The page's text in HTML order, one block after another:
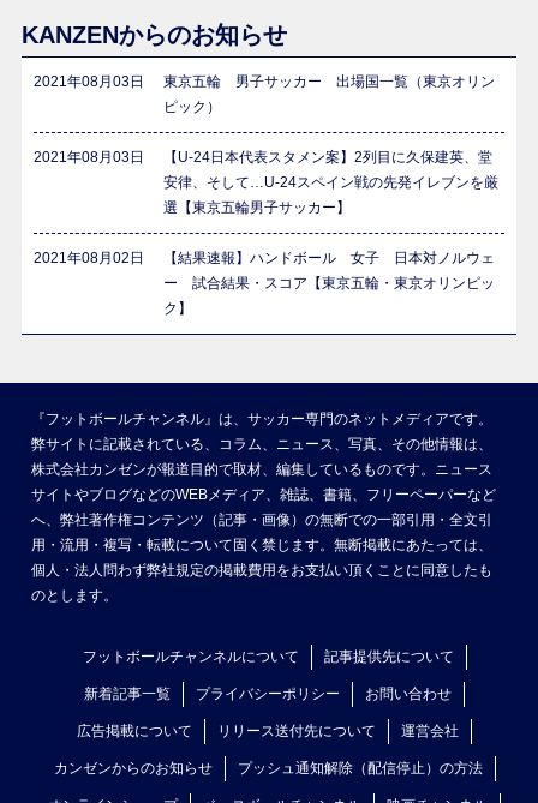
KANZENからのお知らせ
2021年08月03日
東京五輪 男子サッカー 出場国一覧（東京オリン
ピック）
2021年08月03日
【U-24日本代表スタメン案】2列目に久保建英、堂
安律、そして…U-24スペイン戦の先発イレブンを厳
選【東京五輪男子サッカー】
2021年08月02日
【結果速報】ハンドボール 女子 日本対ノルウェ
ー 試合結果・スコア【東京五輪・東京オリンピッ
ク】
『フットボールチャンネル』は、サッカー専門のネットメディアです。
弊サイトに記載されている、コラム、ニュース、写真、その他情報は、
株式会社カンゼンが報道目的で取材、編集しているものです。ニュース
サイトやブログなどのWEBメディア、雑誌、書籍、フリーペーパーなど
へ、弊社著作権コンテンツ（記事・画像）の無断での一部引用・全文引
用・流用・複写・転載について固く禁じます。無断掲載にあたっては、
個人・法人問わず弊社規定の掲載費用をお支払い頂くことに同意したも
のとします。
フットボールチャンネルについて 記事提供先について
新着記事一覧 プライバシーポリシー お問い合わせ
広告掲載について リリース送付先について 運営会社
カンゼンからのお知らせ プッシュ通知解除（配信停止）の方法